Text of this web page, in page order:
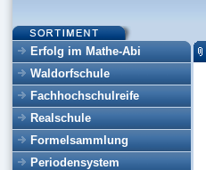
Erfolg im Mathe-Abi
Waldorfschule
Fachhochschulreife
Realschule
Formelsammlung
Periodensystem